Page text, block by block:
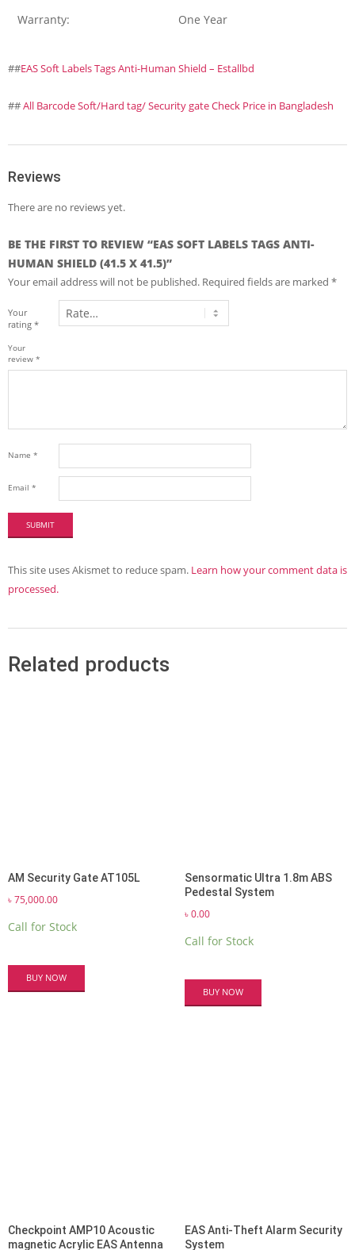
Warranty: One Year
##EAS Soft Labels Tags Anti-Human Shield – Estallbd
##All Barcode Soft/Hard tag/ Security gate Check Price in Bangladesh
Reviews
There are no reviews yet.
BE THE FIRST TO REVIEW “EAS SOFT LABELS TAGS ANTI-
HUMAN SHIELD (41.5 X 41.5)”
Your email address will not be published. Required fields are marked *
Your
rating *
Your
review *
Name *
Email *
This site uses Akismet to reduce spam. Learn how your comment data is
processed.
Related products
AM Security Gate AT105L
৳75,000.00
Call for Stock
BUY NOW
Sensormatic Ultra 1.8m ABS
Pedestal System
৳0.00
Call for Stock
BUY NOW
Checkpoint AMP10 Acoustic
magnetic Acrylic EAS Antenna
EAS Anti-Theft Alarm Security
System